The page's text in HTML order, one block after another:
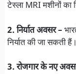
टेस्ला MRI मशीनों का
2. निर्यात अवसर –
निर्यात की जा सकती हैं।
3. रोजगार के नए